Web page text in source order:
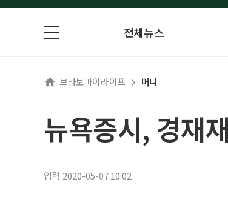
전체뉴스
브라보마이라이프 머니
뉴욕증시, 경재
입력 2020-05-07 10:02